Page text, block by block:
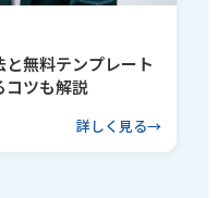
無料テンプレート
コツも解説
詳しく見る